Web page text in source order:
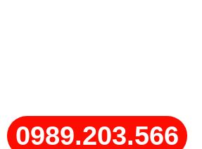
0989.203.566